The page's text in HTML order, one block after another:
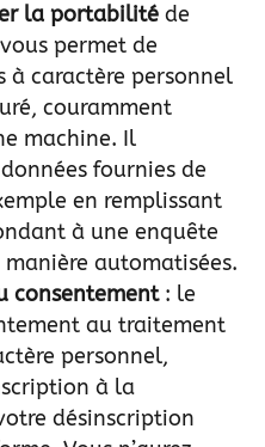
la portabilitéde
permet de
à caractère personnel
couramment
machine. Il
fournies de
en remplissant
à une enquête
automatisées.
consentement : le
au traitement
personnel,
à la
désinscription